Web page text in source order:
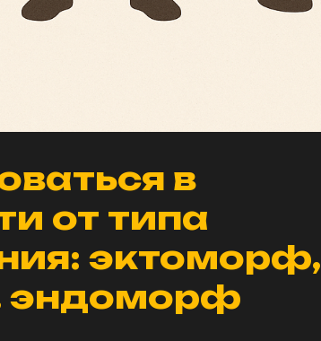
в
от типа
эктоморф,
эндоморф